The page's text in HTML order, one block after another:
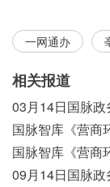
一网通办
相关报道
09月14日国脉政